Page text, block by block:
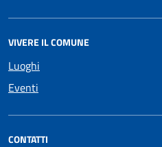
VIVERE IL COMUNE
Luoghi
Eventi
CONTATTI